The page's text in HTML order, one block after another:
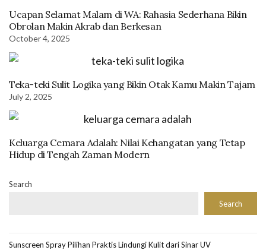
Ucapan Selamat Malam di WA: Rahasia Sederhana Bikin
Obrolan Makin Akrab dan Berkesan
October 4, 2025
Teka-teki Sulit Logika yang Bikin Otak Kamu Makin Tajam
July 2, 2025
Keluarga Cemara Adalah: Nilai Kehangatan yang Tetap
Hidup di Tengah Zaman Modern
Search
Search
Sunscreen Spray Pilihan Praktis Lindungi Kulit dari Sinar UV